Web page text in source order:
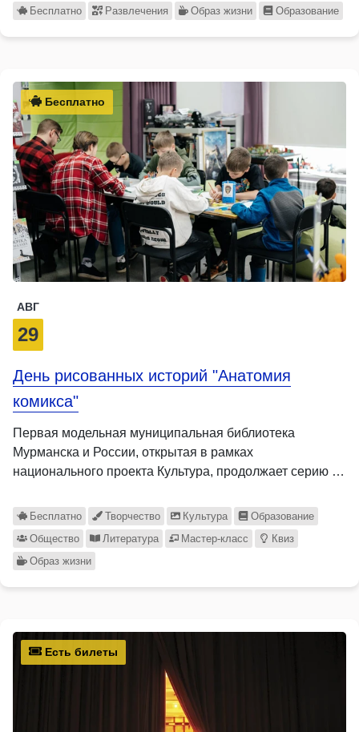
Бесплатно Развлечения Образ жизни Образование
Бесплатно
АВГ
29
День рисованных историй "Анатомия
комикса"
Первая модельная муниципальная библиотека
Мурманска и России, открытая в рамках
национального проекта Культура, продолжает серию …
Бесплатно Творчество Культура
Образование
Общество
Литература Мастер-класс
Квиз
Образ жизни
Есть билеты